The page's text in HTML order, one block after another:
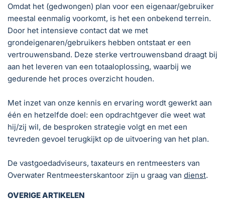
Omdat het (gedwongen) plan voor een eigenaar/gebruiker
meestal eenmalig voorkomt, is het een onbekend terrein.
Door het intensieve contact dat we met
grondeigenaren/gebruikers hebben ontstaat er een
vertrouwensband. Deze sterke vertrouwensband draagt bij
aan het leveren van een totaaloplossing, waarbij we
gedurende het proces overzicht houden.
Met inzet van onze kennis en ervaring wordt gewerkt aan
één en hetzelfde doel: een opdrachtgever die weet wat
hij/zij wil, de besproken strategie volgt en met een
tevreden gevoel terugkijkt op de uitvoering van het plan.
De vastgoedadviseurs, taxateurs en rentmeesters van
Overwater Rentmeesterskantoor zijn u graag van dienst.
OVERIGE ARTIKELEN